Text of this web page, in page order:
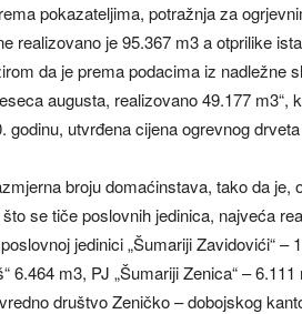
pokazateljima, potražnja za
realizovano je 95.367 m3 a otprilike
da je prema podacima iz nadležne
augusta, realizovano 49.177 m3“,
utvrđena cijena ogrevnog
broju domaćinstava, tako da je,
se tiče poslovnih jedinica, najveća
jedinici „Šumariji Zavidovići“ –
6.464 m3, PJ „Šumariji Zenica“ –
društvo Zeničko – dobojskog